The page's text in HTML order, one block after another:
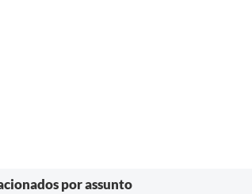
por assunto